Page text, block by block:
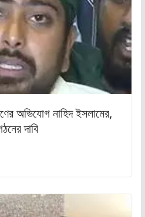
অভিযোগ নাহিদ ইসলামের,
দাবি